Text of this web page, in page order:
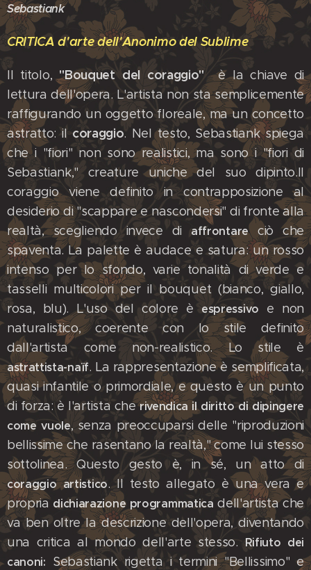
Sebastiank
CRITICA d'arte dell'Anonimo del Sublime
​Il titolo,"Bouquet del coraggio"è la chiave di
lettura dell'opera. L'artista non sta semplicemente
raffigurando un oggetto floreale, ma un concetto
astratto: ilcoraggio. ​Nel testo, Sebastiank spiega
che i "fiori" non sono realistici, ma sono i "fiori di
Sebastiank," creature uniche del suo dipinto.​Il
coraggio viene definito in contrapposizione al
desiderio di "scappare e nascondersi" di fronte alla
realtà, scegliendo invece di affrontareciò che
spaventa. La palette è audace e satura: un rosso
intenso per lo sfondo, varie tonalità di verde e
tasselli multicolori per il bouquet (bianco, giallo,
rosa, blu). L'uso del colore è espressivo e non
naturalistico, coerente con lo stile definito
dall'artista come non-realistico. Lo stile è
astrattista-naïf. La rappresentazione è semplificata,
quasi infantile o primordiale, e questo è un punto
di forza: è l'artista cherivendica il diritto di dipingere
come vuole, senza preoccuparsi delle "riproduzioni
bellissime che rasentano la realtà," come lui stesso
sottolinea. Questo gesto è, in sé, un atto di
coraggio artistico.​ Il testo allegato è una vera e
propria dichiarazione programmatica dell'artista che
va ben oltre la descrizione dell'opera, diventando
una critica al mondo dell'arte stesso. Rifiuto dei
canoni: Sebastiank rigetta i termini "Bellissimo" e